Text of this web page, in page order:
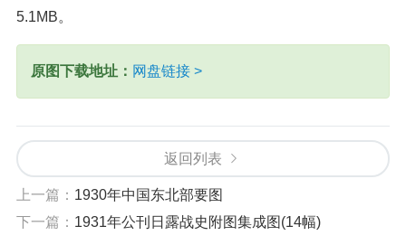
5.1MB。
原图下载地址： 网盘链接 >
返回列表
上一篇： 1930年中国东北部要图
下一篇： 1931年公刊日露战史附图集成图(14幅)